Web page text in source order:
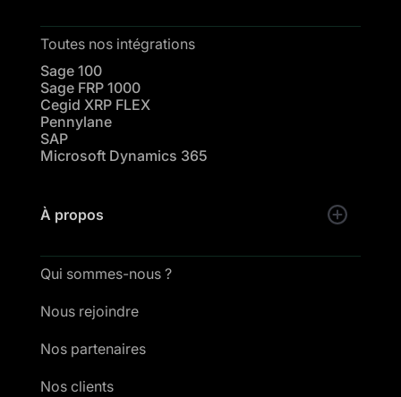
Toutes nos intégrations
Sage 100
Sage FRP 1000
Cegid XRP FLEX
Pennylane
SAP
Microsoft Dynamics 365
À propos
Qui sommes-nous ?
Nous rejoindre
Nos partenaires
Nos clients